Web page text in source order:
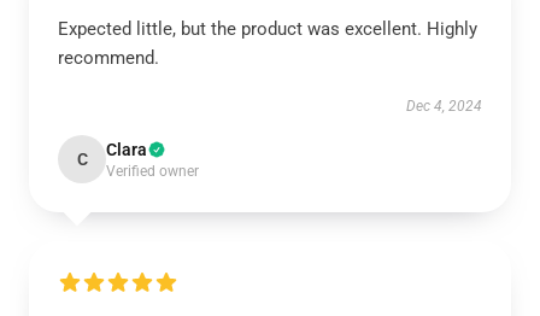
Expected little, but the product was excellent. Highly
recommend.
Dec 4, 2024
C Clara
Verified owner